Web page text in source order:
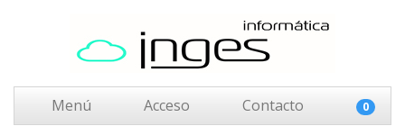
Menú Acceso Contacto 0